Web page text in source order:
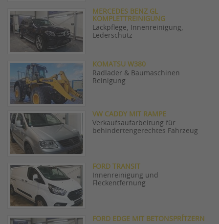
MERCEDES BENZ GL
KOMPLETTREINIGUNG
Lackpflege, Innenreinigung,
Lederschutz
KOMATSU W380
Radlader & Baumaschinen
Reinigung
VW CADDY MIT RAMPE
Verkaufsaufarbeitung für
behindertengerechtes Fahrzeug
FORD TRANSIT
Innenreinigung und
Fleckentfernung
FORD EDGE MIT BETONSPRÍTZERN